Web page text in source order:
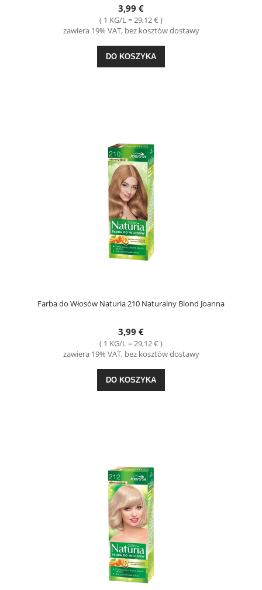
3,99 €
( 1 KG/L = 29,12 € )
zawiera 19% VAT, bez kosztów dostawy
DO KOSZYKA
Farba do Włosów Naturia 210 Naturalny Blond Joanna
3,99 €
( 1 KG/L = 29,12 € )
zawiera 19% VAT, bez kosztów dostawy
DO KOSZYKA